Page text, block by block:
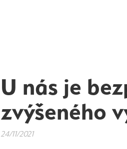
U nás je
zvýšeného
24/11/2021